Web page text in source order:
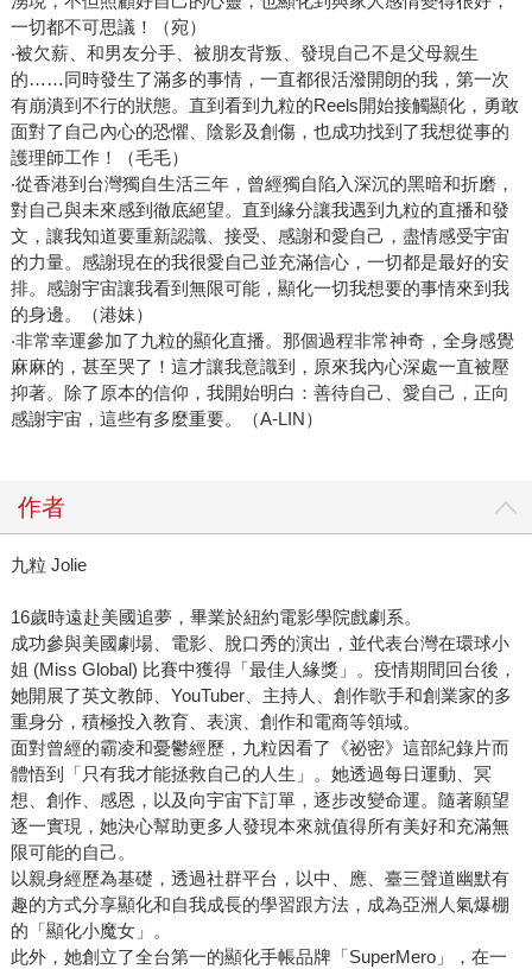
一切都不可思議！（宛）
‧被欠薪、和男友分手、被朋友背叛、發現自己不是父母親生
的……同時發生了滿多的事情，一直都很活潑開朗的我，第一次
有崩潰到不行的狀態。直到看到九粒的Reels開始接觸顯化，勇敢
面對了自己內心的恐懼、陰影及創傷，也成功找到了我想從事的
護理師工作！（毛毛）
‧從香港到台灣獨自生活三年，曾經獨自陷入深沉的黑暗和折磨，
對自己與未來感到徹底絕望。直到緣分讓我遇到九粒的直播和發
文，讓我知道要重新認識、接受、感謝和愛自己，盡情感受宇宙
的力量。感謝現在的我很愛自己並充滿信心，一切都是最好的安
排。感謝宇宙讓我看到無限可能，顯化一切我想要的事情來到我
的身邊。（港妹）
‧非常幸運參加了九粒的顯化直播。那個過程非常神奇，全身感覺
麻麻的，甚至哭了！這才讓我意識到，原來我內心深處一直被壓
抑著。除了原本的信仰，我開始明白：善待自己、愛自己，正向
感謝宇宙，這些有多麼重要。（A-LIN）
作者
九粒 Jolie
16歲時遠赴美國追夢，畢業於紐約電影學院戲劇系。
成功參與美國劇場、電影、脫口秀的演出，並代表台灣在環球小
姐 (Miss Global) 比賽中獲得「最佳人緣獎」。疫情期間回台後，
她開展了英文教師、YouTuber、主持人、創作歌手和創業家的多
重身分，積極投入教育、表演、創作和電商等領域。
面對曾經的霸凌和憂鬱經歷，九粒因看了《祕密》這部紀錄片而
體悟到「只有我才能拯救自己的人生」。她透過每日運動、冥
想、創作、感恩，以及向宇宙下訂單，逐步改變命運。隨著願望
逐一實現，她決心幫助更多人發現本來就值得所有美好和充滿無
限可能的自己。
以親身經歷為基礎，透過社群平台，以中、應、臺三聲道幽默有
趣的方式分享顯化和自我成長的學習跟方法，成為亞洲人氣爆棚
的「顯化小魔女」。
此外，她創立了全台第一的顯化手帳品牌「SuperMero」，在一